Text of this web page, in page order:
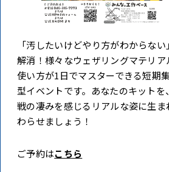
「汚したいけどやり方がわからない
解消！様々なウェザリングマテリア
使い方が1日でマスターできる短期
型イベントです。あなたのキットを
戦の凄みを感じるリアルな姿に生ま
わらせましょう！
ご予約はこちら